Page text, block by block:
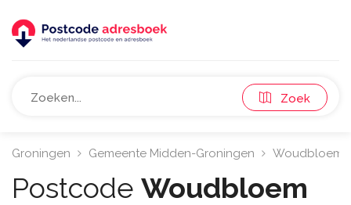
Zoek
Groningen Gemeente Midden-Groningen Woudbloem
Postcode Woudbloem